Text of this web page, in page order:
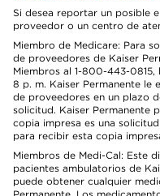
Si desea reportar un posible
proveedor o un centro de
Miembro de Medicare: Para
de proveedores de Kaiser
Miembros al 1-800-443-0815,
8 p. m. Kaiser Permanente le
de proveedores en un plazo
solicitud. Kaiser Permanente
copia impresa es una
para recibir esta copia
Miembros de Medi-Cal: Este
pacientes ambulatorios de
puede obtener cualquier